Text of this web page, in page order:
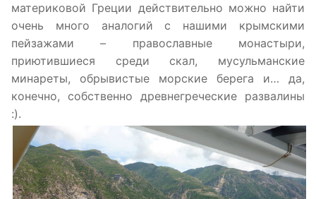
материковой Греции действительно можно найти
очень много аналогий с нашими крымскими
пейзажами – православные монастыри,
приютившиеся среди скал, мусульманские
минареты, обрывистые морские берега и… да,
конечно, собственно древнегреческие развалины
:).